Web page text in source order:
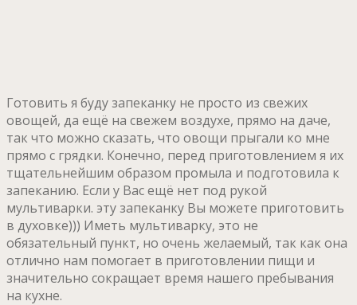
Готовить я буду запеканку не просто из свежих
овощей, да ещё на свежем воздухе, прямо на даче,
так что можно сказать, что овощи прыгали ко мне
прямо с грядки. Конечно, перед приготовлением я их
тщательнейшим образом промыла и подготовила к
запеканию. Если у Вас ещё нет под рукой
мультиварки. эту запеканку Вы можете приготовить
в духовке))) Иметь мультиварку, это не
обязательный пункт, но очень желаемый, так как она
отлично нам помогает в приготовлении пищи и
значительно сокращает время нашего пребывания
на кухне.